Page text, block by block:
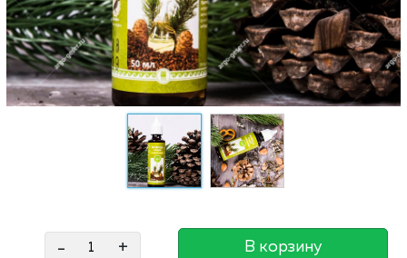
- + В корзину